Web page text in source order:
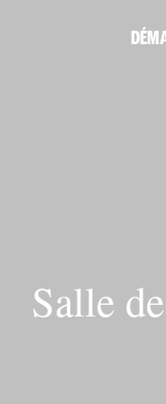
Salle